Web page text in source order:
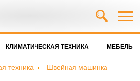
КЛИМАТИЧЕСКАЯ ТЕХНИКА МЕБЕЛЬ
техника Швейная машинка